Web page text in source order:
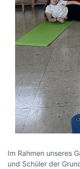
Im Rahmen unseres
und Schüler der